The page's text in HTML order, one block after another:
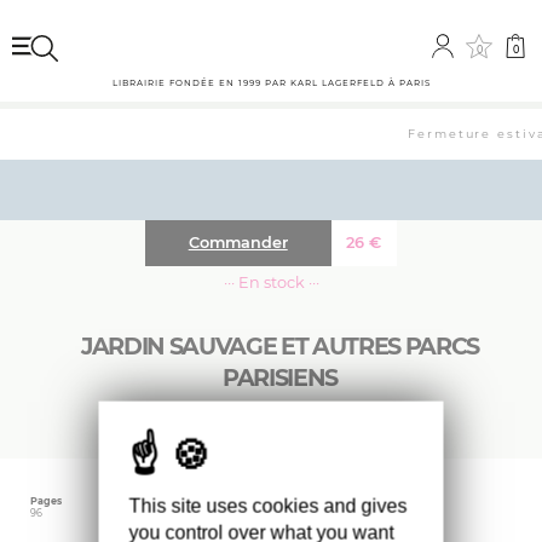
0 0
LIBRAIRIE FONDÉE EN 1999 PAR KARL LAGERFELD À PARIS
Fermeture
JARDIN SAUVAGE ET AUTRES PARCS
PARISIENS
26€
Commander
··· En stock ···
Pages
96
Langue
Français
Date d'édition
juin 2026
This site uses cookies and gives
you control over what you want